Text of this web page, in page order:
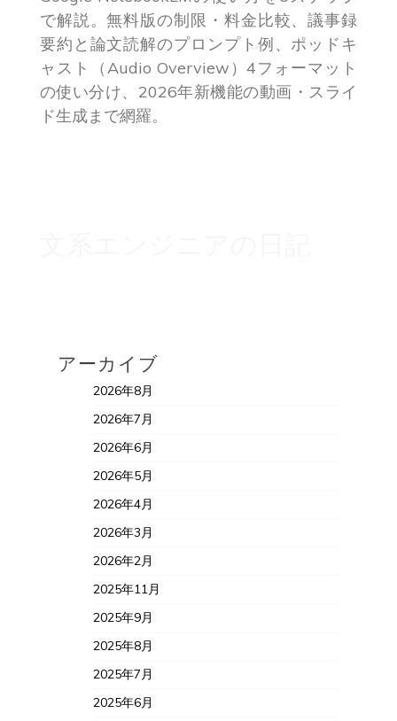
で解説。無料版の制限・料金比較、議事録
要約と論文読解のプロンプト例、ポッドキ
ャスト（Audio Overview）4フォーマット
の使い分け、2026年新機能の動画・スライ
ド生成まで網羅。
アーカイブ
2026年8月
2026年7月
2026年6月
2026年5月
2026年4月
2026年3月
2026年2月
2025年11月
2025年9月
2025年8月
2025年7月
2025年6月